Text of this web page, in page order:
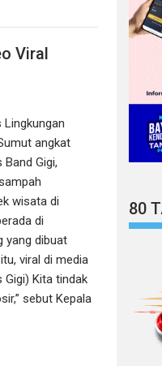
Viral
angkat
Gigi,
wisata di
di
yang dibuat
viral di media
Gigi) Kita tindak
sebut Kepala
80